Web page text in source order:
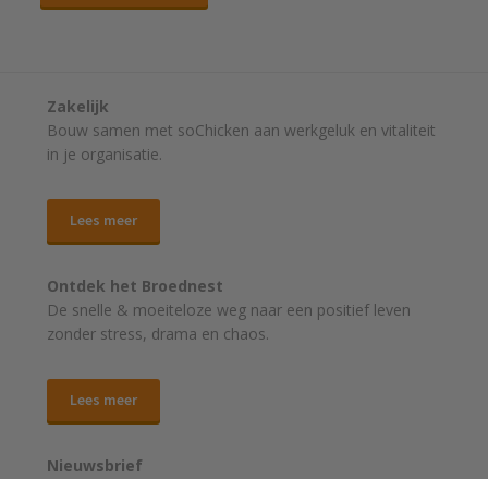
Zakelijk
Bouw samen met soChicken aan werkgeluk en vitaliteit
in je organisatie.
Lees meer
Ontdek het Broednest
De snelle & moeiteloze weg naar een positief leven
zonder stress, drama en chaos.
Lees meer
Nieuwsbrief